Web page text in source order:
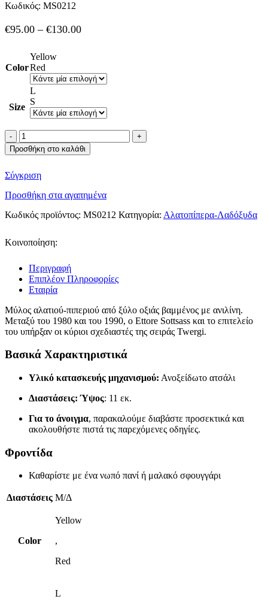
Κωδικός: MS0212
€95.00 – €130.00Price
€130.00
Color
Yellow
Red
Size
L
S
Alessi
μύλος
για
ή
από
ξύλο
οξιάς
Προσθήκη στο καλάθι
Σύγκριση
Προσθήκη στα αγαπημένα
Κωδικός προϊόντος: MS0212 Κατηγορία: Αλατοπίπερα-Λαδόξυδα
Κοινοποίηση:
Περιγραφή
Επιπλέον Πληροφορίες
Εταιρία
Μύλος αλατιού-πιπεριού από ξύλο οξιάς βαμμένος με ανιλίνη.
Μεταξύ του 1980 και του 1990, ο Ettore Sottsass και το επιτελείο
του υπήρξαν οι κύριοι σχεδιαστές της σειράς Twergi.
Βασικά Χαρακτηριστικά
Υλικό κατασκευής μηχανισμού: Ανοξείδωτο ατσάλι
Διαστάσεις: Ύψος: 11 εκ.
Για το άνοιγμα, παρακαλούμε διαβάστε προσεκτικά και
ακολουθήστε πιστά τις παρεχόμενες οδηγίες.
Φροντίδα
Καθαρίστε με ένα νωπό πανί ή μαλακό σφουγγάρι
Διαστάσεις Μ/Δ
Color
Yellow
,
Red
L